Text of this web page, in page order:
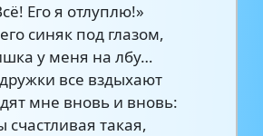
Его я отлуплю!»
синяк под глазом,
у меня на лбу…
все вздыхают
мне вновь и вновь:
счастливая такая,